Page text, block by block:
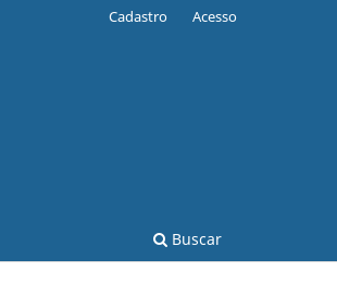
Buscar
Cadastro Acesso